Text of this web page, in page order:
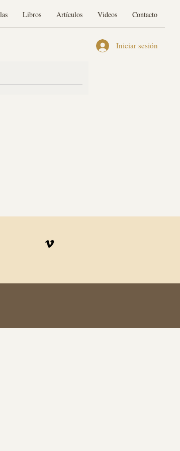
Libros Artículos Videos Contacto
Iniciar sesión